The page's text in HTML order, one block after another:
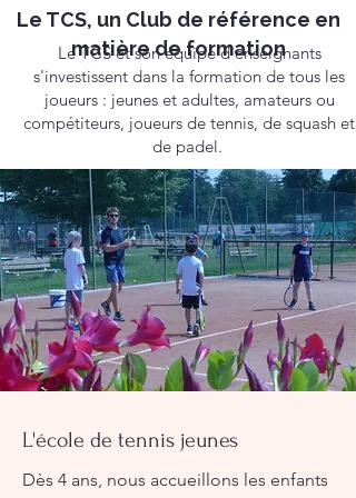
Le TCS, un Club de référence en
matière de formation
Le TCS et son équipe d'enseignants
s'investissent dans la formation de tous les
joueurs : jeunes et adultes, amateurs ou
compétiteurs, joueurs de tennis, de squash et
de padel.
L'école de tennis jeunes
Dès 4 ans, nous accueillons les enfants